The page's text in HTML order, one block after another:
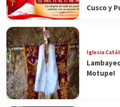
Cusco y
Iglesia
Motupe!